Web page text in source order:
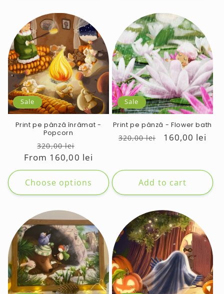
Sale
Print pe pânză înrămat -
Popcorn
Regular
price
320,00 lei
price
From 160,00 lei
Choose options
Sale
Print pe pânză - Flower bath
Regular
320,00 lei
Sale
160,00 lei
Add to cart